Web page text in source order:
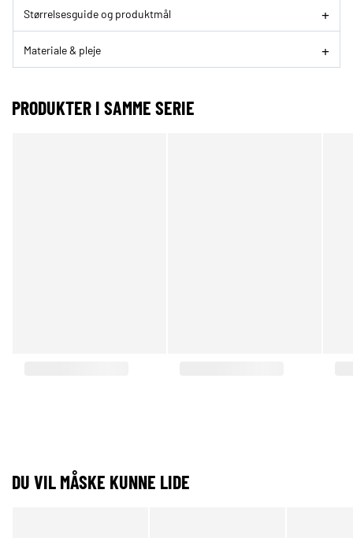
Størrelsesguide og produktmål
Materiale & pleje
PRODUKTER I SAMME SERIE
DU VIL MÅSKE KUNNE LIDE